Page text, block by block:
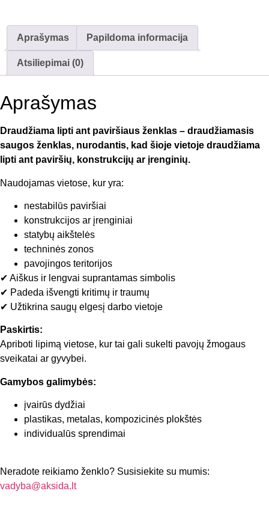
Aprašymas Papildoma informacija
Atsiliepimai (0)
Aprašymas
Draudžiama lipti ant paviršiaus ženklas – draudžiamasis
saugos ženklas, nurodantis, kad šioje vietoje draudžiama
lipti ant paviršių, konstrukcijų ar įrenginių.
Naudojamas vietose, kur yra:
nestabilūs paviršiai
konstrukcijos ar įrenginiai
statybų aikštelės
techninės zonos
pavojingos teritorijos
✔ Aiškus ir lengvai suprantamas simbolis
✔ Padeda išvengti kritimų ir traumų
✔ Užtikrina saugų elgesį darbo vietoje
Paskirtis:
Apriboti lipimą vietose, kur tai gali sukelti pavojų žmogaus
sveikatai ar gyvybei.
Gamybos galimybės:
įvairūs dydžiai
plastikas, metalas, kompozicinės plokštės
individualūs sprendimai
Neradote reikiamo ženklo? Susisiekite su mumis:
vadyba@aksida.lt